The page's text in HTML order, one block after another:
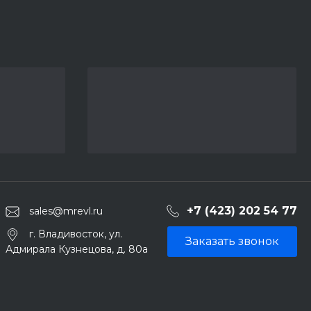
sales@mrevl.ru +7 (423) 202 54 77
г. Владивосток, ул.
Адмирала Кузнецова, д. 80а
Заказать звонок